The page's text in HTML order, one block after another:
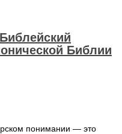
Библии
понимании — это